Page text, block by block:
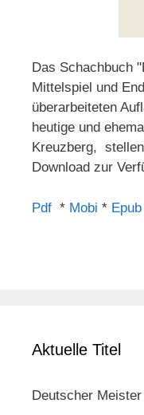
Das Schachbuch
Mittelspiel und
überarbeiteten
heutige und
Kreuzberg,
Download zur
Pdf * Mobi * Epub
Aktuelle Titel
Deutscher